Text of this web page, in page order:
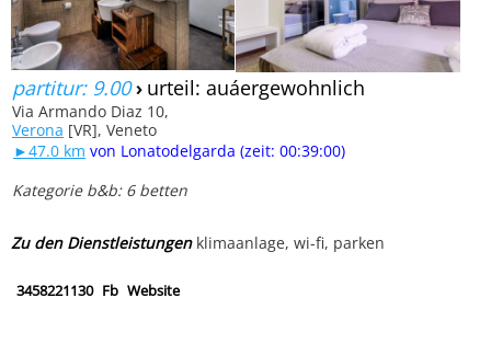
partitur: 9.00› urteil: auáergewohnlich
Via Armando Diaz 10,
Verona [VR], Veneto
►47.0 km von Lonatodelgarda (zeit: 00:39:00)
Kategorie b&b: 6 betten
Zu den Dienstleistungenklimaanlage, wi-fi, parken
3458221130 Fb Website